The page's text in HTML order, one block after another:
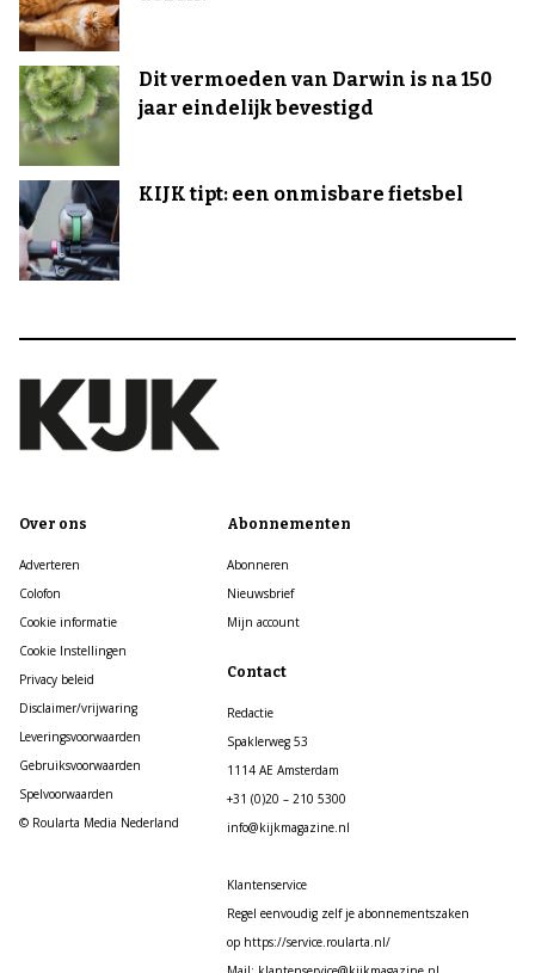
Dit vermoeden van Darwin is na 150
jaar eindelijk bevestigd
KIJK tipt: een onmisbare fietsbel
Over ons
Adverteren
Colofon
Cookie informatie
Cookie Instellingen
Privacy beleid
Disclaimer/vrijwaring
Leveringsvoorwaarden
Gebruiksvoorwaarden
Spelvoorwaarden
© Roularta Media Nederland
Abonnementen
Abonneren
Nieuwsbrief
Mijn account
Contact
Redactie
Spaklerweg 53
1114 AE Amsterdam
+31 (0)20 – 210 5300
info@kijkmagazine.nl
Klantenservice
Regel eenvoudig zelf je abonnementszaken
op https://service.roularta.nl/